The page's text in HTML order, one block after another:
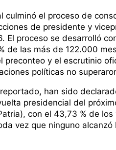
culminó el proceso de
de presidente y
El proceso se desarrolló
de las más de 122.000
preconteo y el escrutinio
políticas no
han sido
presidencial del
con el 43,73 % de
vez que ninguno